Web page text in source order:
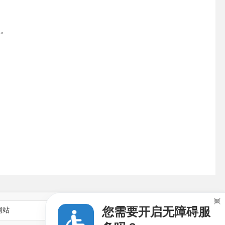
站 乡镇街道政府网站
您需要开启无障碍服
